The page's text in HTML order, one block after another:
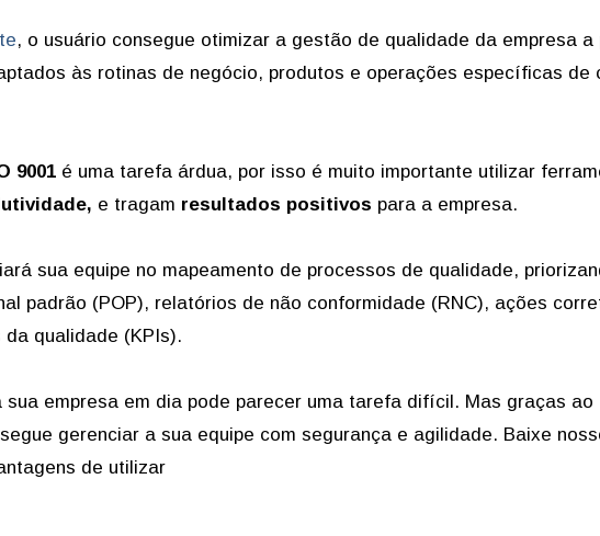
, o usuário consegue otimizar a gestão de qualidade da empresa a
às rotinas de negócio, produtos e operações específicas de
9001 é uma tarefa árdua, por isso é muito importante utilizar
e tragam resultados positivos para a empresa.
sua equipe no mapeamento de processos de qualidade,
padrão (POP), relatórios de não conformidade (RNC), ações
qualidade (KPIs).
empresa em dia pode parecer uma tarefa difícil. Mas graças ao
gerenciar a sua equipe com segurança e agilidade. Baixe
de utilizar